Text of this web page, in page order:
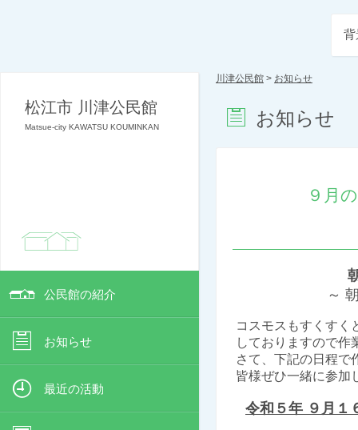
松江市 川津公民館
Matsue-city KAWATSU KOUMINKAN
公民館の紹介
お知らせ
最近の活動
背
川津公民館 > お知らせ
お知らせ
９月
～ 朝酌
コスモスもすくすく
しておりますので作
さて、下記の日程で
皆様ぜひ一緒に参加
令和５年 ９ 月１